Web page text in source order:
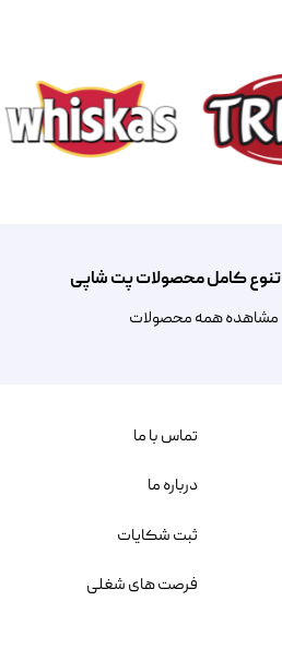
تنوع کامل محصولات پت شاپی
مشاهده همه محصولات
تماس با ما
درباره ما
ثبت شکایات
فرصت های شغلی